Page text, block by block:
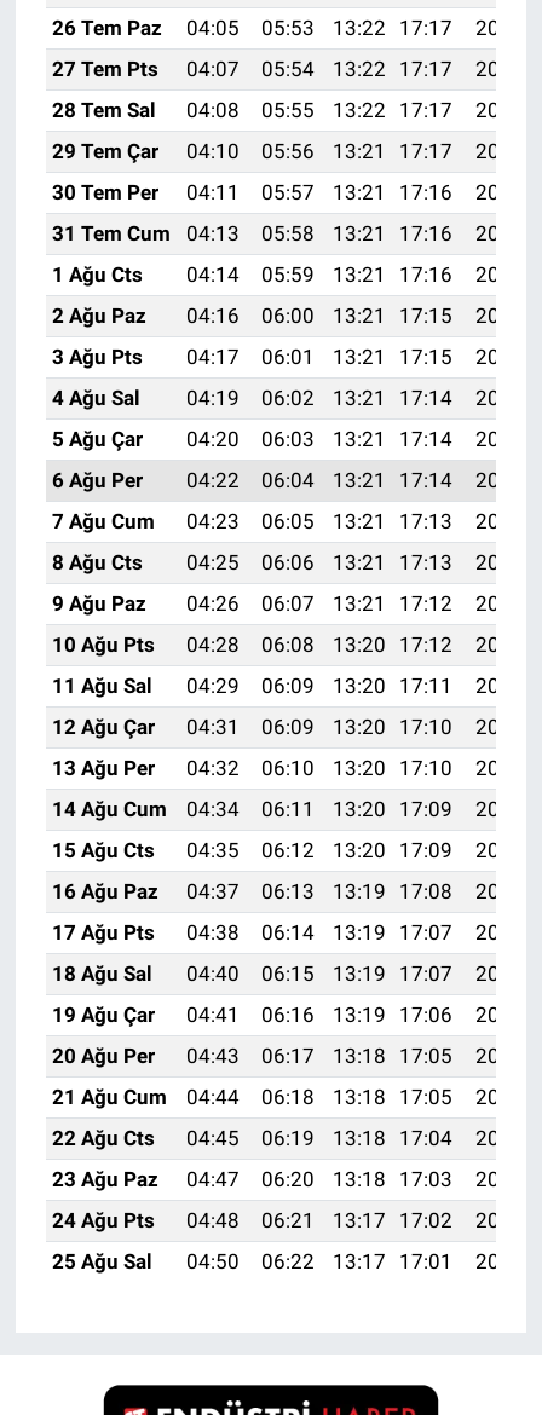
26 Tem Paz
04:05 05:53 13:22 17:17
20:40
27 Tem Pts
04:07 05:54 13:22 17:17
20:39
28 Tem Sal
04:08 05:55 13:22 17:17
20:38
29 Tem Çar
04:10 05:56 13:21 17:17
20:37
30 Tem Per
04:11 05:57 13:21 17:16
20:36
31 Tem Cum
04:13 05:58 13:21 17:16
20:35
1 Ağu Cts
04:14 05:59 13:21 17:16
20:34
2 Ağu Paz
04:16 06:00 13:21 17:15
20:33
3 Ağu Pts
04:17 06:01 13:21 17:15
20:32
4 Ağu Sal
04:19 06:02 13:21 17:14
20:31
5 Ağu Çar
04:20 06:03 13:21 17:14
20:30
6 Ağu Per
04:22 06:04 13:21 17:14
20:28
7 Ağu Cum
04:23 06:05 13:21 17:13
20:27
8 Ağu Cts
04:25 06:06 13:21 17:13
20:26
9 Ağu Paz
04:26 06:07 13:21 17:12
20:25
10 Ağu Pts
04:28 06:08 13:20 17:12
20:23
11 Ağu Sal
04:29 06:09 13:20 17:11
20:22
12 Ağu Çar
04:31 06:09 13:20 17:10
20:21
13 Ağu Per
04:32 06:10 13:20 17:10
20:19
14 Ağu Cum
04:34 06:11 13:20 17:09
20:18
15 Ağu Cts
04:35 06:12 13:20 17:09
20:17
16 Ağu Paz
04:37 06:13 13:19 17:08
20:15
17 Ağu Pts
04:38 06:14 13:19 17:07
20:14
18 Ağu Sal
04:40 06:15 13:19 17:07
20:12
19 Ağu Çar
04:41 06:16 13:19 17:06
20:11
20 Ağu Per
04:43 06:17 13:18 17:05
20:10
21 Ağu Cum
04:44 06:18 13:18 17:05
20:08
22 Ağu Cts
04:45 06:19 13:18 17:04
20:07
23 Ağu Paz
04:47 06:20 13:18 17:03
20:05
24 Ağu Pts
04:48 06:21 13:17 17:02
20:04
25 Ağu Sal
04:50 06:22 13:17 17:01 20:02